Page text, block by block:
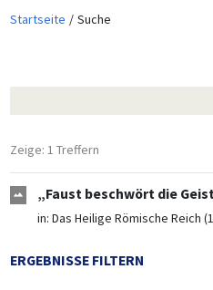
Startseite Suche
Zeige: 1 Treffern
„Faust beschwört die
in: Das Heilige Römische Reich
ERGEBNISSE FILTERN